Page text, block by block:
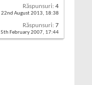
Răspunsuri: 4
22nd August 2013, 18:38
Răspunsuri: 7
5th February 2007, 17:44